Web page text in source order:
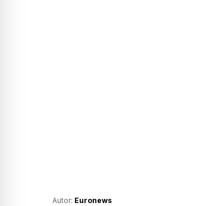
Autor: Euronews